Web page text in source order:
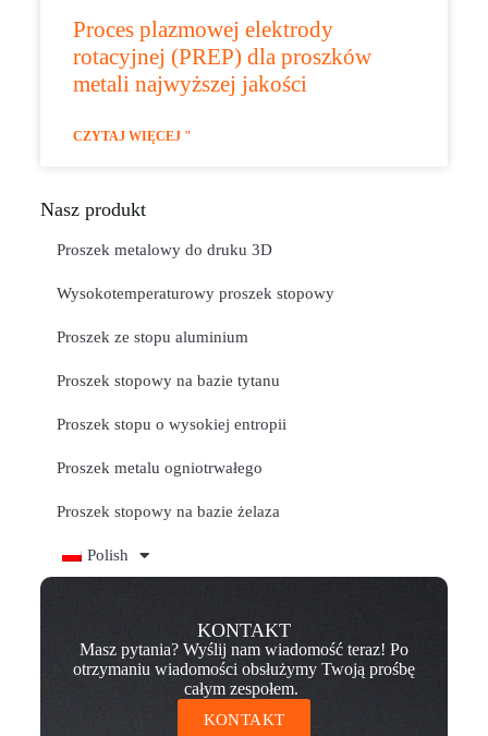
Proces plazmowej elektrody
rotacyjnej (PREP) dla proszków
metali najwyższej jakości
CZYTAJ WIĘCEJ "
Nasz produkt
Proszek metalowy do druku 3D
Wysokotemperaturowy proszek stopowy
Proszek ze stopu aluminium
Proszek stopowy na bazie tytanu
Proszek stopu o wysokiej entropii
Proszek metalu ogniotrwałego
Proszek stopowy na bazie żelaza
Polish
KONTAKT
Masz pytania? Wyślij nam wiadomość teraz! Po
otrzymaniu wiadomości obsłużymy Twoją prośbę
całym zespołem.
KONTAKT